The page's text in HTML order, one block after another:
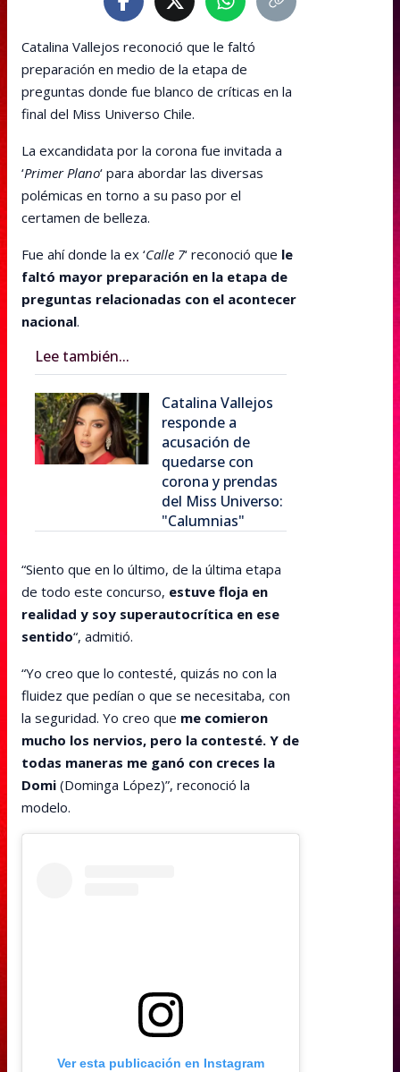
Catalina Vallejos reconoció que le faltó
preparación en medio de la etapa de
preguntas donde fue blanco de críticas en la
final del Miss Universo Chile.
La excandidata por la corona fue invitada a
‘Primer Plano‘ para abordar las diversas
polémicas en torno a su paso por el
certamen de belleza.
Fue ahí donde la ex ‘Calle 7‘ reconoció que le
faltó mayor preparación en la etapa de
preguntas relacionadas con el acontecer
nacional.
Lee también...
Catalina Vallejos
responde a
acusación de
quedarse con
corona y prendas
del Miss Universo:
"Calumnias"
“Siento que en lo último, de la última etapa
de todo este concurso, estuve floja en
realidad y soy superautocrítica en ese
sentido“, admitió.
“Yo creo que lo contesté, quizás no con la
fluidez que pedían o que se necesitaba, con
la seguridad. Yo creo que me comieron
mucho los nervios, pero la contesté. Y de
todas maneras me ganó con creces la
Domi (Dominga López)”, reconoció la
modelo.
Ver esta publicación en Instagram